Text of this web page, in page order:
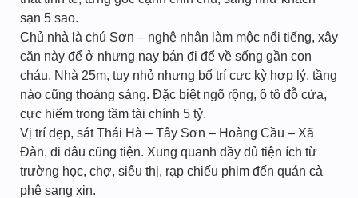
sạn 5 sao.
Chủ nhà là chú Sơn – nghệ nhân làm mộc nổi tiếng, xây
căn này để ở nhưng nay bán đi để về sống gần con
cháu. Nhà 25m, tuy nhỏ nhưng bố trí cực kỳ hợp lý, tầng
nào cũng thoáng sáng. Đặc biệt ngõ rộng, ô tô đỗ cửa,
cực hiếm trong tầm tài chính 5 tỷ.
Vị trí đẹp, sát Thái Hà – Tây Sơn – Hoàng Cầu – Xã
Đàn, đi đâu cũng tiện. Xung quanh đầy đủ tiện ích từ
trường học, chợ, siêu thị, rạp chiếu phim đến quán cà
phê sang xịn.